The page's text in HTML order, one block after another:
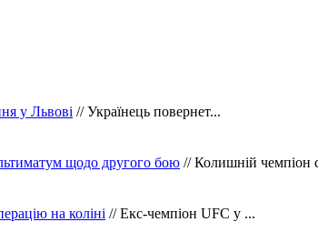
у Львові // Українець повернет...
щодо другого бою // Колишній чемпіон
на коліні // Екс-чемпіон UFC у ...